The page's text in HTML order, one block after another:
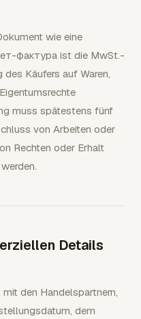
wie eine
фактура ist die MwSt.-
Käufers auf Waren,
muss spätestens fünf
von Arbeiten oder
Rechten oder Erhalt
Details
den Handelspartnern,
dem